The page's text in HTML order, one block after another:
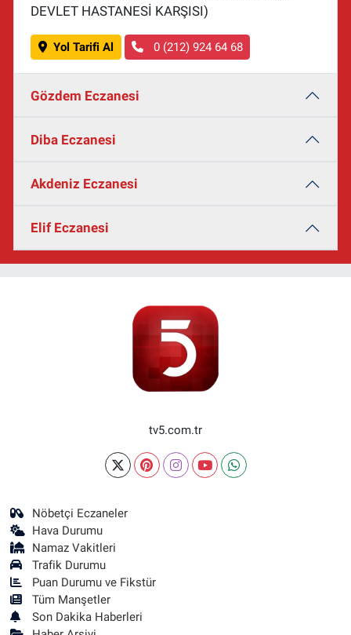
DEVLET HASTANESİ KARŞISI)
Yol Tarifi Al 0 (212) 924 64 68
Gözdem Eczanesi
Diba Eczanesi
Akdeniz Eczanesi
Elif Eczanesi
tv5.com.tr
Nöbetçi Eczaneler
Hava Durumu
Namaz Vakitleri
Trafik Durumu
Puan Durumu ve Fikstür
Tüm Manşetler
Son Dakika Haberleri